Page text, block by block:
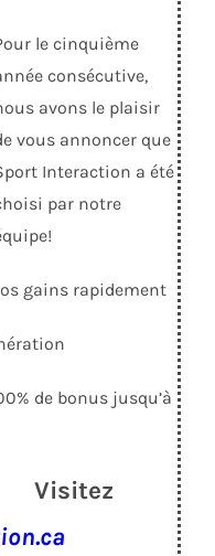
le cinquième
consécutive,
avons le plaisir
vous annoncer que
Interaction a été
par notre
gains rapidement
de bonus jusqu’à
Visitez